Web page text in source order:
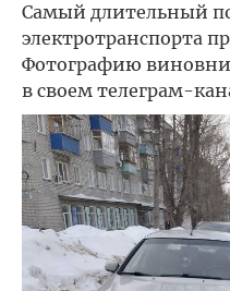
Самый длительный
электротранспорта
Фотографию
в своем телеграм-